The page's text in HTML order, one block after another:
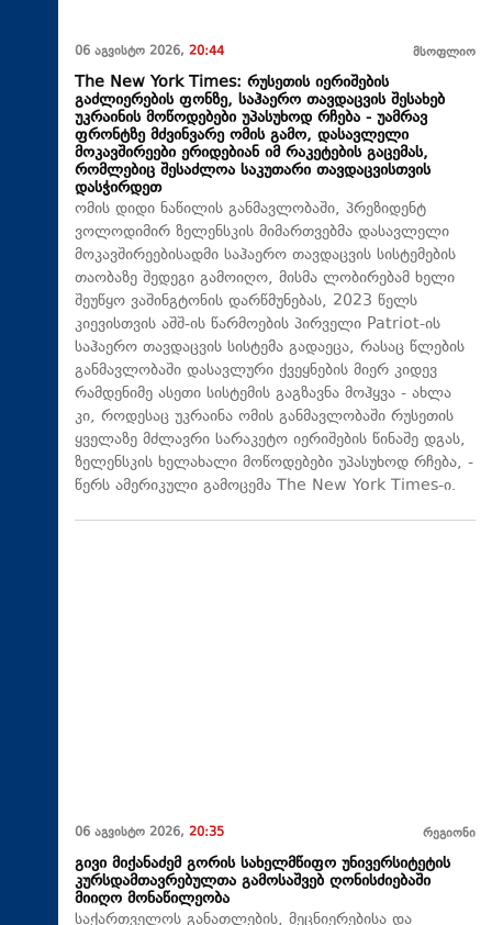
06 აგვისტო 2026, 20:44 მსოფლიო
The New York Times: რუსეთის იერიშების
გაძლიერების ფონზე, საჰაერო თავდაცვის შესახებ
უკრაინის მოწოდებები უპასუხოდ რჩება - უამრავ
ფრონტზე მძვინვარე ომის გამო, დასავლელი
მოკავშირეები ერიდებიან იმ რაკეტების გაცემას,
რომლებიც შესაძლოა საკუთარი თავდაცვისთვის
დასჭირდეთ
ომის დიდი ნაწილის განმავლობაში, პრეზიდენტ
ვოლოდიმირ ზელენსკის მიმართვებმა დასავლელი
მოკავშირეებისადმი საჰაერო თავდაცვის სისტემების
თაობაზე შედეგი გამოიღო, მისმა ლობირებამ ხელი
შეუწყო ვაშინგტონის დარწმუნებას, 2023 წელს
კიევისთვის აშშ-ის წარმოების პირველი Patriot-ის
საჰაერო თავდაცვის სისტემა გადაეცა, რასაც წლების
განმავლობაში დასავლური ქვეყნების მიერ კიდევ
რამდენიმე ასეთი სისტემის გაგზავნა მოჰყვა - ახლა
კი, როდესაც უკრაინა ომის განმავლობაში რუსეთის
ყველაზე მძლავრი სარაკეტო იერიშების წინაშე დგას,
ზელენსკის ხელახალი მოწოდებები უპასუხოდ რჩება, -
წერს ამერიკული გამოცემა The New York Times-ი.
06 აგვისტო 2026, 20:35 რეგიონი
გივი მიქანაძემ გორის სახელმწიფო უნივერსიტეტის
კურსდამთავრებულთა გამოსაშვებ ღონისძიებაში
მიიღო მონაწილეობა
საქართველოს განათლების, მეცნიერებისა და